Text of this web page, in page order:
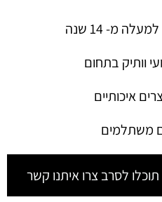
מ- 14 שנה
וותיק בתחום
איכותיים
משתלמים
לסרב צרו איתנו קשר